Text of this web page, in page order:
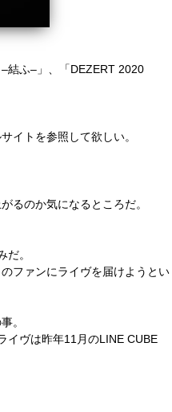
–結ふ– 」、 「DEZERT 2020
イトを参照して欲しい。
るのか気になるところだ。
。
ファンにライヴを届けようとい
。
イヴは昨年11 月のLINE CUBE